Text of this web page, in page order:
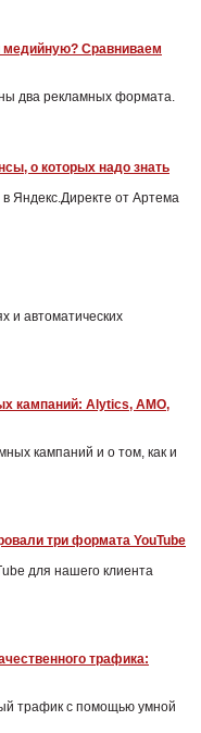
медийную? Сравниваем
два рекламных формата.
о которых надо знать
Яндекс.Директе от Артема
и автоматических
кампаний: Alytics, AMO,
кампаний и о том, как и
три формата YouTube
для нашего клиента
трафика:
трафик с помощью умной